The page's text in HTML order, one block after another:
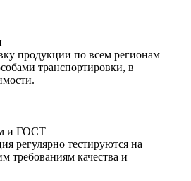
продукции по всем регионам
транспортировки, в
и ГОСТ
регулярно тестируются на
требованиям качества и